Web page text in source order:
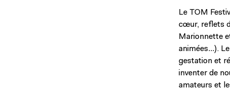
Le TOM
cœur, reflets
Marionnette
animées…).
gestation et
inventer de
amateurs et